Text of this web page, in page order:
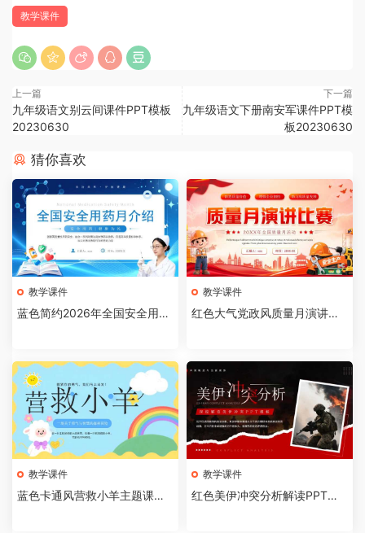
教学课件
上一篇
九年级语文别云间课件PPT模板
20230630
下一篇
九年级语文下册南安军课件PPT模
板20230630
猜你喜欢
教学课件
蓝色简约2026年全国安全用药
教学课件
红色大气党政风质量月演讲比
教学课件
蓝色卡通风营救小羊主题课件P
教学课件
红色美伊冲突分析解读PPT模